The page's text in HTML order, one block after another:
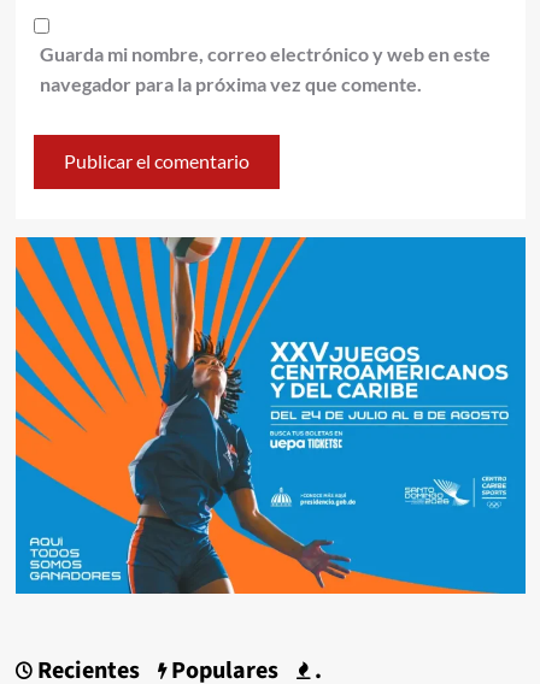
Guarda mi nombre, correo electrónico y web en este
navegador para la próxima vez que comente.
Recientes Populares .